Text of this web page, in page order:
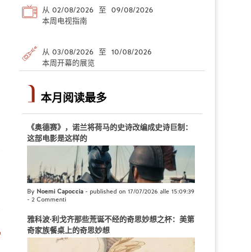
从 02/08/2026 至 09/08/2026
本周电视指南
从 03/08/2026 至 10/08/2026
本周开幕的展览
本月阅读最多
《奥德赛》，诺兰将荷马的史诗改编成史诗巨制：
这部电影是这样的
By Noemi Capoccia - published on 17/07/2026 alle 15:09:39
- 2 Commenti
雅科波·利戈齐那些荒诞不经的奇思妙想之杯：美第
奇家族餐桌上的奇思妙想